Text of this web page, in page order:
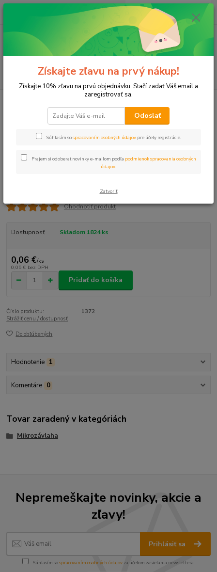
Menu
(Po-Pia, 8-17 hod.)
ks
za0 €
Spojka 7mm
Spojka 7mm
Ohodnotiť produkt
Dostupnosť Skladom 1824 ks
0,06 €/ks
0,05 € bez DPH
Pridať do košíka
Číslo produktu:
1372
Strážiť cenu / dostupnosť
Do obľúbených
Hodnotenie 1
Komentáre 0
Tovar zaradený v kategóriách
Mikrozávlaha
Nepremeškajte novinky, akcie a
zľavy!
Prihlásiť sa
Súhlasím sospracovaním osobných údajov za účelom zasielania newslettera.
Získajte zľavu na prvý nákup!
Získajte 10% zľavu na prvú objednávku. Stačí zadať Váš email a
zaregistrovať sa.
Odoslať
Súhlasím sospracovaním osobných údajov pre účely registrácie.
Prajem si odoberať novinky e-mailom podľa podmienok spracovania osobných
údajov
Zatvoriť